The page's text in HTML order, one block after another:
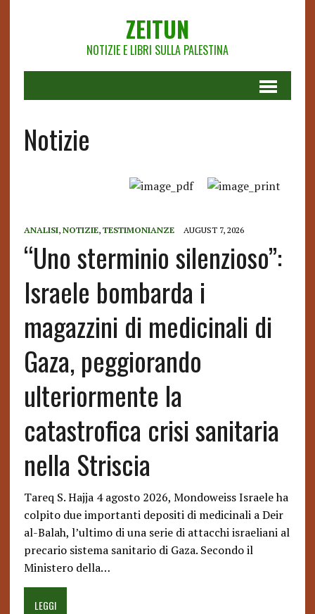
ZEITUN
NOTIZIE E LIBRI SULLA PALESTINA
Notizie
ANALISI, NOTIZIE, TESTIMONIANZE AUGUST 7, 2026
“Uno sterminio silenzioso”:
Israele bombarda i
magazzini di medicinali di
Gaza, peggiorando
ulteriormente la
catastrofica crisi sanitaria
nella Striscia
Tareq S. Hajja 4 agosto 2026, Mondoweiss Israele ha
colpito due importanti depositi di medicinali a Deir
al-Balah, l’ultimo di una serie di attacchi israeliani al
precario sistema sanitario di Gaza. Secondo il
Ministero della…
LEGGI